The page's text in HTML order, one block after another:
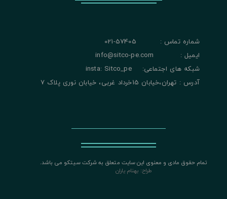
تمام حقوق مادی و معنوی این سایت متعلق به شرکت سیتکو می باشد.
طراح: بهنام یاران
شماره تماس : 57405-021
ایمیل : info@sitco-pe.com
شبکه های اجتماعی: insta: Sitco_pe
آدرس : تهران،خیابان 15خرداد غربی، خیابان نوری پلاک 7